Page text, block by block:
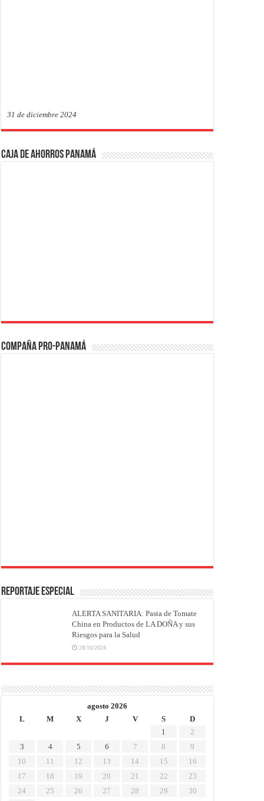
31 de diciembre 2024
Caja de Ahorros Panamá
Compaña PRO-Panamá
REPORTAJE ESPECIAL
ALERTA SANITARIA: Pasta de Tomate
China en Productos de LA DOÑA y sus
Riesgos para la Salud
28/10/2024
agosto 2026
L
M X J V S
D
1
2
3
4 5 6 7 8
9
10
11 12 13 14 15
16
17
18 19 20 21 22
23
24
25 26 27 28 29
30